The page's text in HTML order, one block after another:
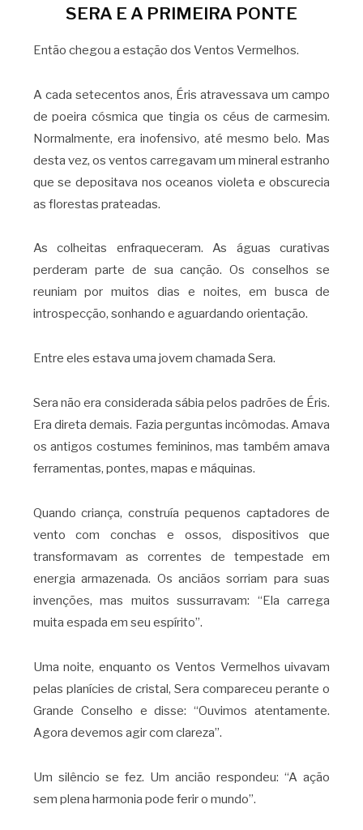
SERA E A PRIMEIRA PONTE
Então chegou a estação dos Ventos Vermelhos.
A cada setecentos anos, Éris atravessava um campo
de poeira cósmica que tingia os céus de carmesim.
Normalmente, era inofensivo, até mesmo belo. Mas
desta vez, os ventos carregavam um mineral estranho
que se depositava nos oceanos violeta e obscurecia
as florestas prateadas.
As colheitas enfraqueceram. As águas curativas
perderam parte de sua canção. Os conselhos se
reuniam por muitos dias e noites, em busca de
introspecção, sonhando e aguardando orientação.
Entre eles estava uma jovem chamada Sera.
Sera não era considerada sábia pelos padrões de Éris.
Era direta demais. Fazia perguntas incômodas. Amava
os antigos costumes femininos, mas também amava
ferramentas, pontes, mapas e máquinas.
Quando criança, construía pequenos captadores de
vento com conchas e ossos, dispositivos que
transformavam as correntes de tempestade em
energia armazenada. Os anciãos sorriam para suas
invenções, mas muitos sussurravam: “Ela carrega
muita espada em seu espírito”.
Uma noite, enquanto os Ventos Vermelhos uivavam
pelas planícies de cristal, Sera compareceu perante o
Grande Conselho e disse: “Ouvimos atentamente.
Agora devemos agir com clareza”.
Um silêncio se fez. Um ancião respondeu: “A ação
sem plena harmonia pode ferir o mundo”.